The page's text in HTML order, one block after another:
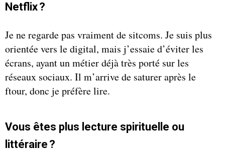
Netflix ?
Je ne regarde pas vraiment de sitcoms. Je suis plus
orientée vers le digital, mais j’essaie d’éviter les
écrans, ayant un métier déjà très porté sur les
réseaux sociaux. Il m’arrive de saturer après le
ftour, donc je préfère lire.
Vous êtes plus lecture spirituelle ou
littéraire ?